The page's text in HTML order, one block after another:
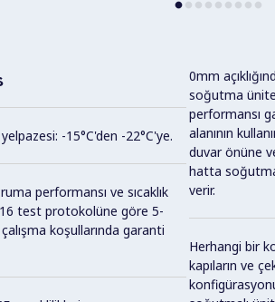
-15°C'den -22°C'ye.
performansı ve sıcaklık
test protokolüne göre 5-
çalışma koşullarında garanti
0mm
soğutma
performansı
alanının
duvar önüne
hatta
verir.
Herhangi bir
kapıların ve